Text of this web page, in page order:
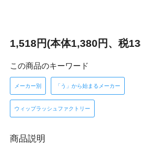
1,518円(本体1,380円、税
この商品のキーワード
メーカー別 「う」から始まるメーカー
ウィップラッシュファクトリー
商品説明